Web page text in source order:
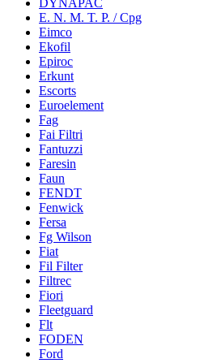
DYNAPAC
E. N. M. T. P. / Cpg
Eimco
Ekofil
Epiroc
Erkunt
Escorts
Euroelement
Fag
Fai Filtri
Fantuzzi
Faresin
Faun
FENDT
Fenwick
Fersa
Fg Wilson
Fiat
Fil Filter
Filtrec
Fiori
Fleetguard
Flt
FODEN
Ford